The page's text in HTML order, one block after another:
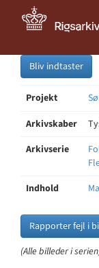
Bliv indtaster
Projekt
Arkivskaber
Arkivserie
Indhold
Rapporter fejl i
(Alle billeder i